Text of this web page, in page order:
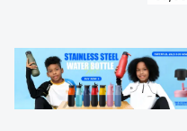
СЛУЧАЙ
ЗАВОД